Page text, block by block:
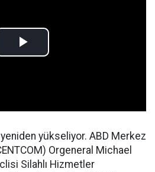
yükseliyor. ABD Merkez
Orgeneral Michael
Silahlı Hizmetler